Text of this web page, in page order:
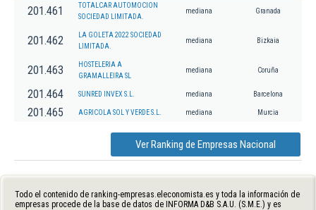
201.461
TOTALCAR AUTOMOCION
SOCIEDAD LIMITADA.
mediana Granada
201.462
LA GOLETA 2022 SOCIEDAD
LIMITADA.
mediana Bizkaia
201.463
HOSTELERIA A
GRAMALLEIRA SL
mediana Coruña
201.464 SUNRED INVEX S.L. mediana Barcelona
201.465 AGRICOLA SOL Y VERDE S.L. mediana Murcia
Ver Ranking de Empresas Nacional
Todo el contenido de ranking-empresas.eleconomista.es y toda la información de
empresas procede de la base de datos de INFORMA D&B S.A.U. (S.M.E.) y es